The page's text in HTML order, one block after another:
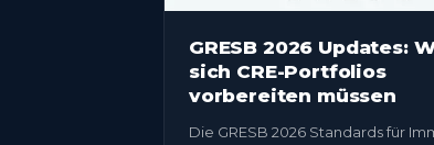
GRESB 2026 Updates:
sich CRE-Portfolios
vorbereiten müssen
Die GRESB 2026 Standards für